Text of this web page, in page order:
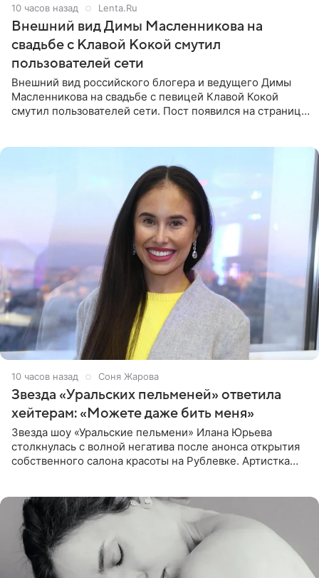
10 часов назад Lenta.Ru
Внешний вид Димы Масленникова на
свадьбе с Клавой Кокой смутил
пользователей сети
Внешний вид российского блогера и ведущего Димы
Масленникова на свадьбе с певицей Клавой Кокой
смутил пользователей сети. Пост появился на странице
10 часов назад Соня Жарова
Звезда «Уральских пельменей» ответила
хейтерам: «Можете даже бить меня»
Звезда шоу «Уральские пельмени» Илана Юрьева
столкнулась с волной негатива после анонса открытия
собственного салона красоты на Рублевке. Артистка